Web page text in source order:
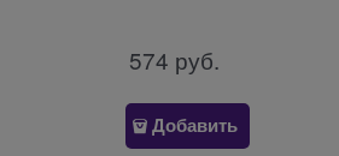
574 руб.
Добавить